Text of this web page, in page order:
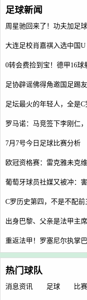
足球新闻
周星驰回来了！功夫加足
大连足校肖嘉祺入选中国U
0转会费捡到宝！德甲16球
足协辟谣佛得角邀国足踢
足坛最火的年轻人，全是
罗马诺：马竞签下李刚仁
7月7号今日足球比赛分析
欧冠资格赛：雷克雅未克
葡萄牙球员社媒又被冲：
C罗历史第四，不是不配
出身巴黎、父亲是法甲主
重返法甲！罗塞尼尔执掌
热门球队
消息资讯 足球 比赛